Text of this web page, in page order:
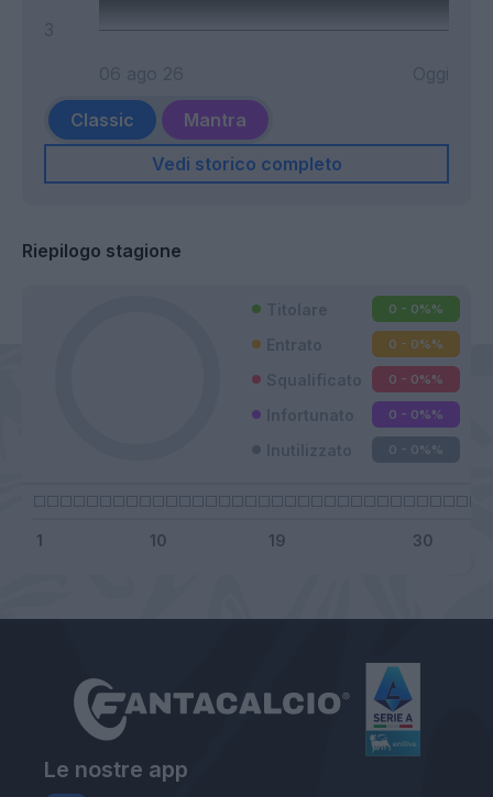
Classic
Mantra
Vedi storico completo
Riepilogo stagione
0 - 0%%
0 - 0%%
0 - 0%%
0 - 0%%
0 - 0%%
Le nostre app